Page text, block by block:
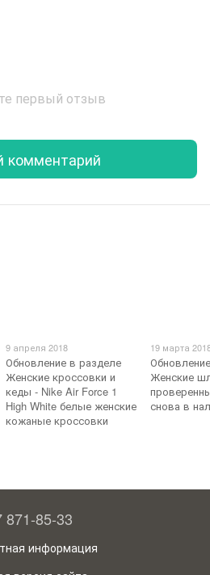
первый отзыв
комментарий
9 апреля 2018
Обновление в разделе
Женские кроссовки и
кеды - Nike Air Force 1
High White белые женские
кожаные кроссовки
19 марта
Женские
снова в
871-85-33
информация